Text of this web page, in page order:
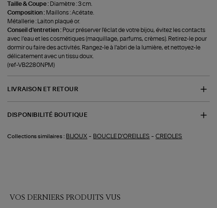
Taille & Coupe : Diamètre : 3 cm.
Composition : Maillons : Acétate.
Métallerie : Laiton plaqué or.
Conseil d'entretien : Pour préserver l'éclat de votre bijou, évitez les contacts
avec l’eau et les cosmétiques (maquillage, parfums, crèmes). Retirez-le pour
dormir ou faire des activités. Rangez-le à l'abri de la lumière, et nettoyez-le
délicatement avec un tissu doux.
(ref-VB2280NPM)
LIVRAISON ET RETOUR
DISPONIBILITÉ BOUTIQUE
Collections similaires : BIJOUX - BOUCLE D'OREILLES -CREOLES
VOS DERNIERS PRODUITS VUS